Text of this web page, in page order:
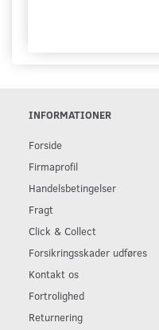
INFORMATIONER
Forside
Firmaprofil
Handelsbetingelser
Fragt
Click & Collect
Forsikringsskader udføres
Kontakt os
Fortrolighed
Returnering